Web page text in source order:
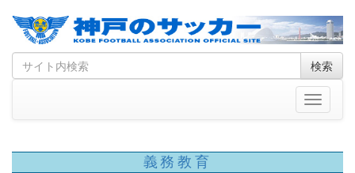
Skip
to
Search
for
検索
Toggle
義務教育